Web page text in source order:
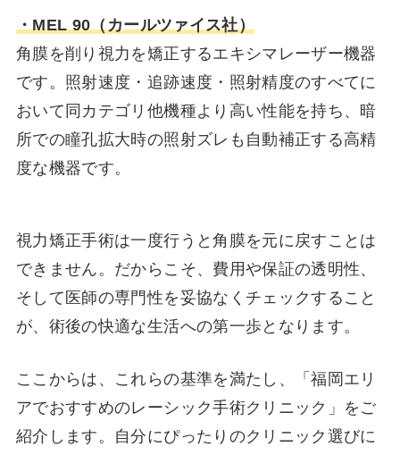
・MEL 90（カールツァイス社）
角膜を削り視力を矯正するエキシマレーザー機器
です。照射速度・追跡速度・照射精度のすべてに
おいて同カテゴリ他機種より高い性能を持ち、暗
所での瞳孔拡大時の照射ズレも自動補正する高精
度な機器です。
視力矯正手術は一度行うと角膜を元に戻すことは
できません。だからこそ、費用や保証の透明性、
そして医師の専門性を妥協なくチェックすること
が、術後の快適な生活への第一歩となります。
ここからは、これらの基準を満たし、「福岡エリ
アでおすすめのレーシック手術クリニック」をご
紹介します。自分にぴったりのクリニック選びに